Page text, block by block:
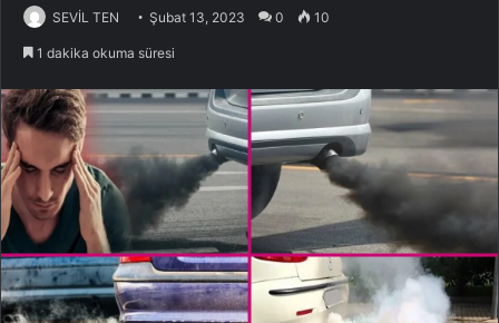
SEVİL TEN Şubat 13, 2023 0 10
1 dakika okuma süresi